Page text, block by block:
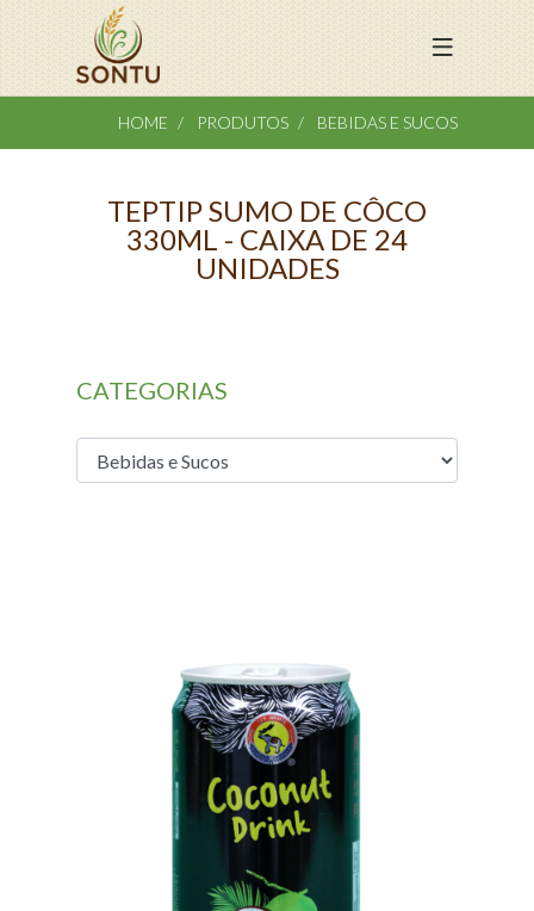
HOME PRODUTOS BEBIDAS E SUCOS
TEPTIP SUMO DE CÔCO
330ML - CAIXA DE 24
UNIDADES
CATEGORIAS